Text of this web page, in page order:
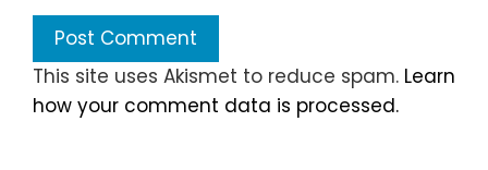
This site uses Akismet to reduce spam. Learn
how your comment data is processed.